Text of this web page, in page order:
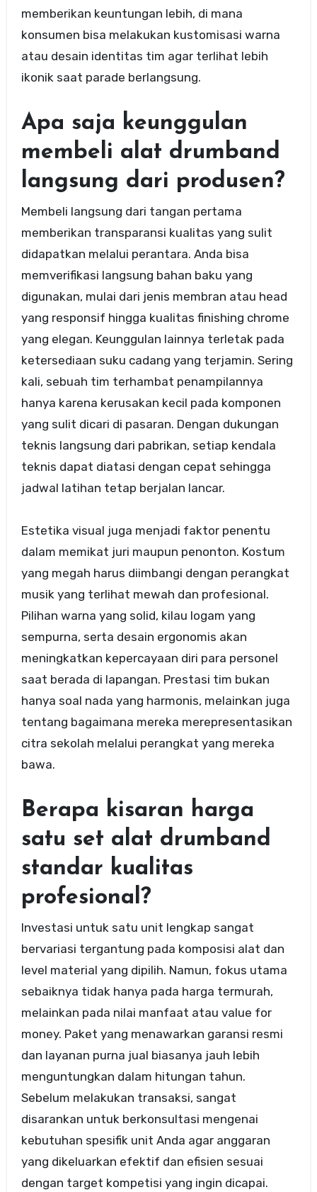
memberikan keuntungan lebih, di mana
konsumen bisa melakukan kustomisasi warna
atau desain identitas tim agar terlihat lebih
ikonik saat parade berlangsung.
Apa saja keunggulan
membeli alat drumband
langsung dari produsen?
Membeli langsung dari tangan pertama
memberikan transparansi kualitas yang sulit
didapatkan melalui perantara. Anda bisa
memverifikasi langsung bahan baku yang
digunakan, mulai dari jenis membran atau head
yang responsif hingga kualitas finishing chrome
yang elegan. Keunggulan lainnya terletak pada
ketersediaan suku cadang yang terjamin. Sering
kali, sebuah tim terhambat penampilannya
hanya karena kerusakan kecil pada komponen
yang sulit dicari di pasaran. Dengan dukungan
teknis langsung dari pabrikan, setiap kendala
teknis dapat diatasi dengan cepat sehingga
jadwal latihan tetap berjalan lancar.
Estetika visual juga menjadi faktor penentu
dalam memikat juri maupun penonton. Kostum
yang megah harus diimbangi dengan perangkat
musik yang terlihat mewah dan profesional.
Pilihan warna yang solid, kilau logam yang
sempurna, serta desain ergonomis akan
meningkatkan kepercayaan diri para personel
saat berada di lapangan. Prestasi tim bukan
hanya soal nada yang harmonis, melainkan juga
tentang bagaimana mereka merepresentasikan
citra sekolah melalui perangkat yang mereka
bawa.
Berapa kisaran harga
satu set alat drumband
standar kualitas
profesional?
Investasi untuk satu unit lengkap sangat
bervariasi tergantung pada komposisi alat dan
level material yang dipilih. Namun, fokus utama
sebaiknya tidak hanya pada harga termurah,
melainkan pada nilai manfaat atau value for
money. Paket yang menawarkan garansi resmi
dan layanan purna jual biasanya jauh lebih
menguntungkan dalam hitungan tahun.
Sebelum melakukan transaksi, sangat
disarankan untuk berkonsultasi mengenai
kebutuhan spesifik unit Anda agar anggaran
yang dikeluarkan efektif dan efisien sesuai
dengan target kompetisi yang ingin dicapai.